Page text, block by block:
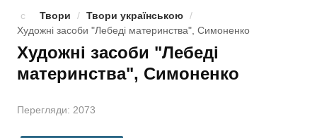
Твори англійською
Твори / Твори українською /
Художні засоби "Лебеді материнства", Симоненко
Художні засоби "Лебеді
материнства", Симоненко
Перегляди: 2073